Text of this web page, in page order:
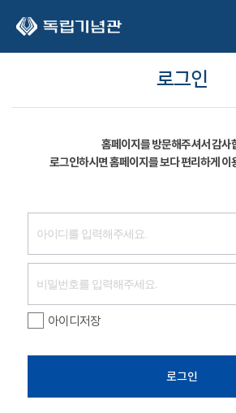
로그인
홈페이지를 방문해주셔서 감사
로그인하시면 홈페이지를 보다 편리하게 이
아이디저장
로그인